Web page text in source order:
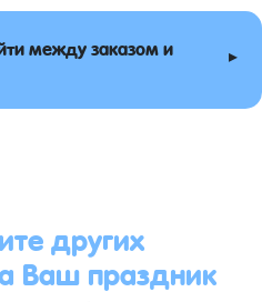
между заказом и ▸
других
Ваш праздник